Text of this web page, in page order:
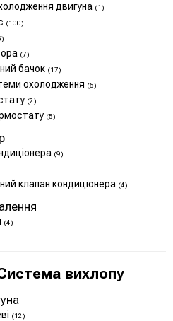
двигуна (1)
(100)
(7)
бачок (17)
охолодження (6)
(2)
(5)
(9)
клапан кондиціонера (4)
(4)
вихлопу
(12)